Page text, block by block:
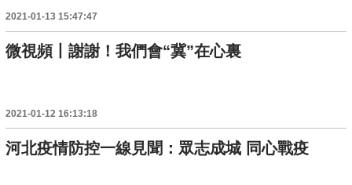
2021-01-13 15:47:47
微視頻丨謝謝！我們會“冀”在心裏
2021-01-12 16:13:18
河北疫情防控一線見聞：眾志成城 同心戰疫